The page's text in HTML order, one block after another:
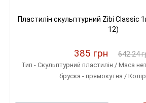
Пластилін скульптурний Zibi Classic
12)
385 грн 642.24
Тип - Скульптурний пластилін / Маса
бруска - прямокутна / Колір